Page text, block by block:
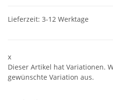
Lieferzeit: 3-12 Werktage
x
Dieser Artikel hat Variationen.
gewünschte Variation aus.